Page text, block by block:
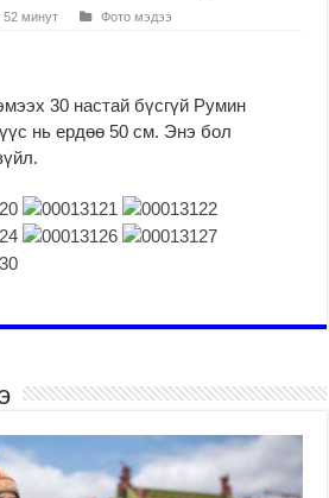
52 минут Фото мэдээ
30 настай бүсгүй Румин
нь ердөө 50 см. Энэ бол